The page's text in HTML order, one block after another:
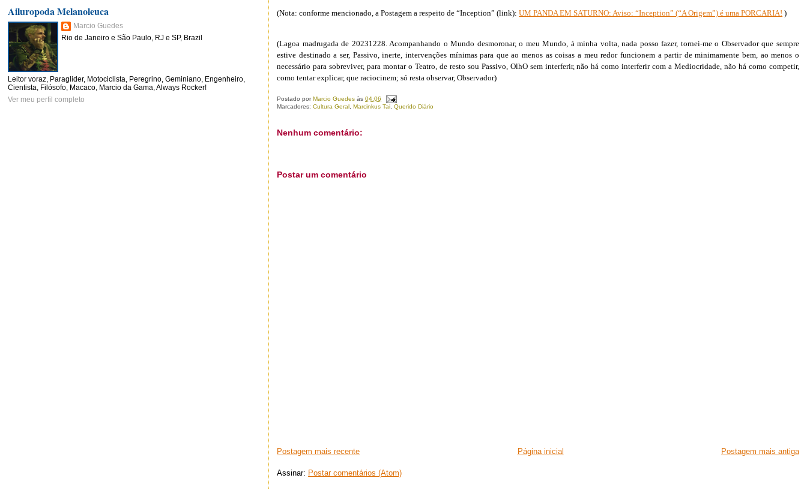
(Nota: conforme mencionado, a Postagem a respeito de “Inception” (link):UM PANDA EM SATURNO: Aviso: “Inception” (“A Origem”) é uma PORCARIA! )
(Lagoa madrugada de 20231228. Acompanhando o Mundo desmoronar, o meu Mundo, à minha volta, nada posso fazer, tornei-me o Observador que sempre
estive destinado a ser, Passivo, inerte, intervenções mínimas para que ao menos as coisas a meu redor funcionem a partir de minimamente bem, ao menos o
necessário para sobreviver, para montar o Teatro, de resto sou Passivo, OlhO sem interferir, não há como interferir com a Mediocridade, não há como competir,
como tentar explicar, que raciocinem; só resta observar, Observador)
Postado porMarcio Guedes às04:06
Marcadores:Cultura Geral ,Marcinkus Tai ,Querido Diário
Nenhum comentário:
Postar um comentário
Postagem mais recente Postagem mais antiga
Página inicial
Assinar: Postar comentários (Atom)
Ailuropoda Melanoleuca
Marcio Guedes
Rio de Janeiro e São Paulo, RJ e SP, Brazil
Leitor voraz, Paraglider, Motociclista, Peregrino, Geminiano, Engenheiro,
Cientista, Filósofo, Macaco, Marcio da Gama, Always Rocker!
Ver meu perfil completo